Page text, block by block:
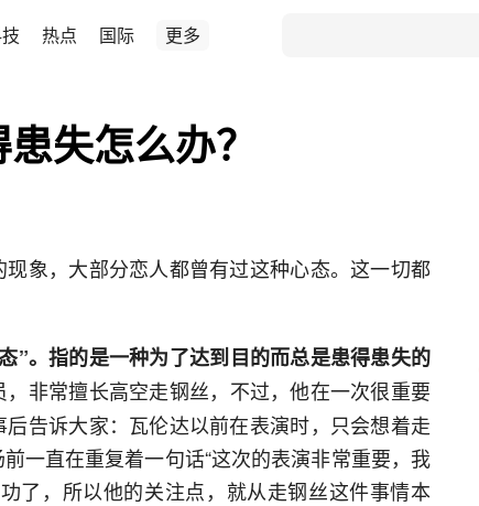
热点 国际 更多
失怎么办？
象，大部分恋人都曾有过这种心态。这一切都
”。指的是一种为了达到目的而总是患得患失的
非常擅长高空走钢丝，不过，他在一次很重要
告诉大家：瓦伦达以前在表演时，只会想着走
一直在重复着一句话“这次的表演非常重要，我
了，所以他的关注点，就从走钢丝这件事情本